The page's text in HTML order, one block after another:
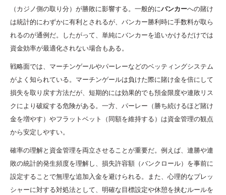
（カジノ側の取り分）が勝敗に影響する。一般的にバンカーへの賭け
は統計的にわずかに有利とされるが、バンカー勝利時に手数料が取ら
れるのが通例だ。したがって、単純にバンカーを追いかけるだけでは
資金効率が最適化されない場合もある。
戦略面では、マーチンゲールやパーレーなどのベッティングシステム
がよく知られている。マーチンゲールは負けた際に賭け金を倍にして
損失を取り戻す方法だが、短期的には効果的でも預金限度や連敗リス
クにより破綻する危険がある。一方、パーレー（勝ち続けるほど賭け
金を増やす）やフラットベット（同額を維持する）は資金管理の観点
から安定しやすい。
確率の理解と資金管理を両立させることが重要だ。例えば、連勝や連
敗の統計的発生頻度を理解し、損失許容額（バンクロール）を事前に
設定することで無理な追加入金を避けられる。また、心理的なプレッ
シャーに対する対処法として、明確な目標設定や休憩を挟むルールを